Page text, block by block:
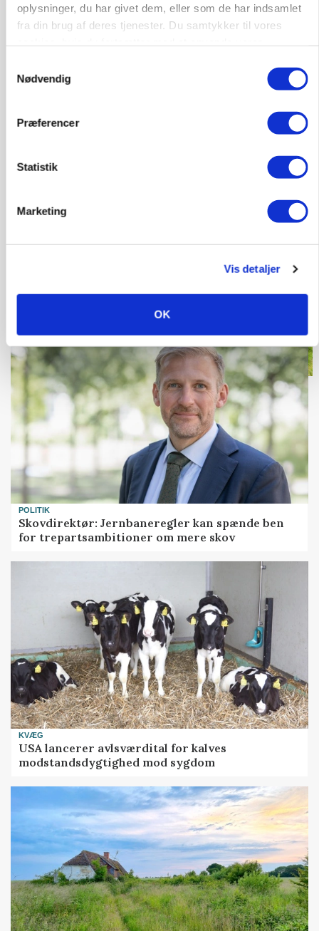
oplysninger, du har givet dem, eller som de har indsamlet
fra din brug af deres tjenester. Du samtykker til vores
Nødvendig
Præferencer
Statistik
Marketing
Vis detaljer
OK
BUSINESS
Jernbaneregler er forældede og bør laves om,
Loading...
POLITIK
Skovdirektør: Jernbaneregler kan spænde ben
for trepartsambitioner om mere skov
KVÆG
USA lancerer avlsværdital for kalves
modstandsdygtighed mod sygdom